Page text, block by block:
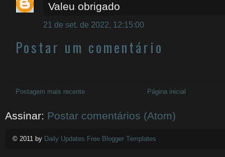
Valeu obrigado
21 de set. de 2022, 12:15:00
Postar um comentário
Postagem mais recente Página inicial
Assinar: Postar comentários (Atom)
© 2011 by Daily Updates Free Blogger Templates